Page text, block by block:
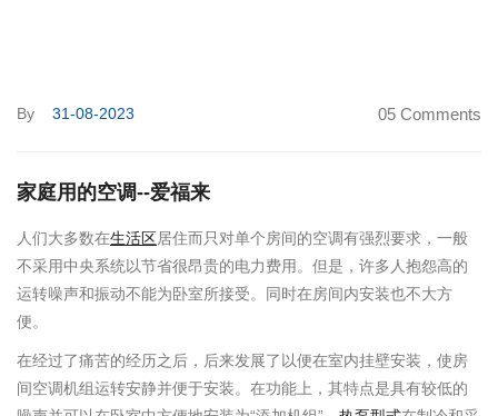
By 31-08-2023 05 Comments
家庭用的空调--爱福来
人们大多数在生活区居住而只对单个房间的空调有强烈要求，一般
不采用中央系统以节省很昂贵的电力费用。但是，许多人抱怨高的
运转噪声和振动不能为卧室所接受。同时在房间内安装也不大方
便。
在经过了痛苦的经历之后，后来发展了以便在室内挂壁安装，使房
间空调机组运转安静并便于安装。在功能上，其特点是具有较低的